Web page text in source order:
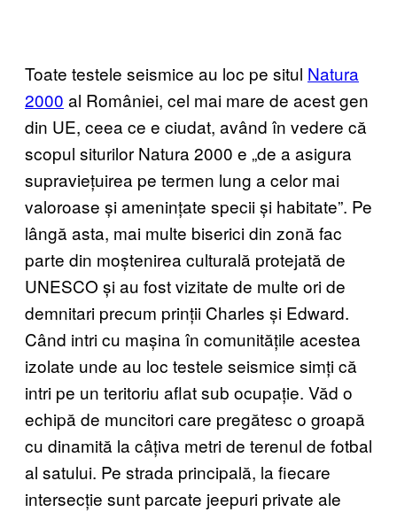
Toate testele seismice au loc pe situl Natura
2000 al României, cel mai mare de acest gen
din UE, ceea ce e ciudat, având în vedere că
scopul siturilor Natura 2000 e „de a asigura
supraviețuirea pe termen lung a celor mai
valoroase și amenințate specii și habitate”. Pe
lângă asta, mai multe biserici din zonă fac
parte din moștenirea culturală protejată de
UNESCO și au fost vizitate de multe ori de
demnitari precum prinții Charles și Edward.
Când intri cu mașina în comunitățile acestea
izolate unde au loc testele seismice simți că
intri pe un teritoriu aflat sub ocupație. Văd o
echipă de muncitori care pregătesc o groapă
cu dinamită la câțiva metri de terenul de fotbal
al satului. Pe strada principală, la fiecare
intersecție sunt parcate jeepuri private ale